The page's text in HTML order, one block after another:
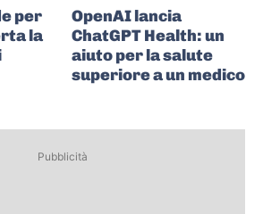
per
la
OpenAI lancia
ChatGPT Health: un
aiuto per la salute
superiore a un medico
Pubblicità